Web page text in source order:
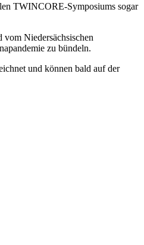
TWINCORE-Symposiums sogar
Niedersächsischen
zu bündeln.
und können bald auf der